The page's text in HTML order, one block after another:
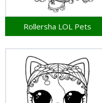
Rollersha LOL Pets